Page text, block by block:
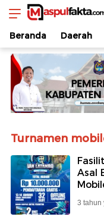
maspulfakta.com
Lokal Mendunia
Beranda Daerah
Turnamen
Asal
3 tahun